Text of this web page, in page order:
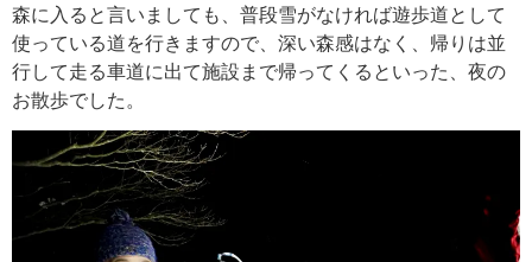
森に入ると言いましても、普段雪がなければ遊歩道として
使っている道を行きますので、深い森感はなく、帰りは並
行して走る車道に出て施設まで帰ってくるといった、夜の
お散歩でした。